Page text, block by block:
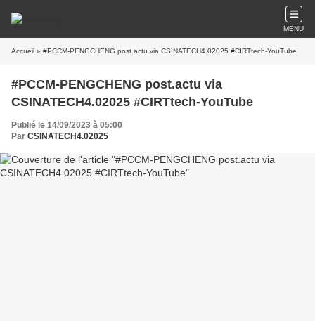
MENU
Accueil » #PCCM-PENGCHENG post.actu via CSINATECH4.02025 #CIRTtech-YouTube
#PCCM-PENGCHENG post.actu via
CSINATECH4.02025 #CIRTtech-YouTube
Publié le 14/09/2023 à 05:00
Par CSINATECH4.02025